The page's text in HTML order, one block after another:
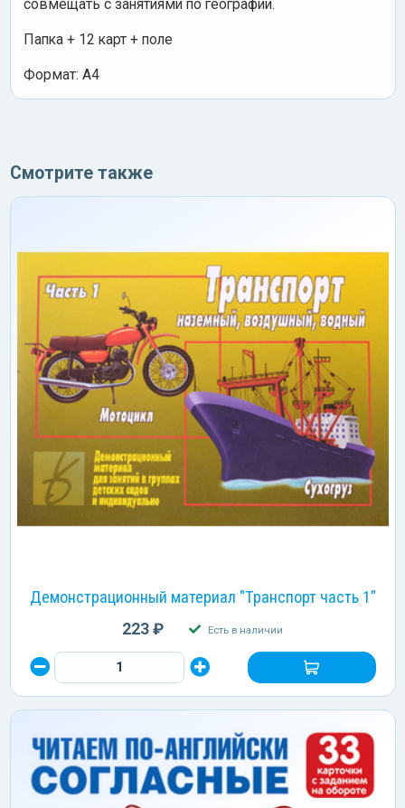
совмещать с занятиями по географии.
Папка + 12 карт + поле
Формат: А4
Смотрите также
Демонстрационный материал "Транспорт часть 1"
223 ₽ Есть в наличии